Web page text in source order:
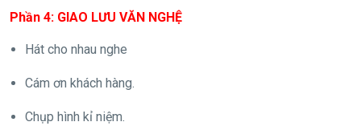
Phần 4: GIAO LƯU VĂN NGHỆ
Hát cho nhau nghe
Cám ơn khách hàng.
Chụp hình kỉ niệm.